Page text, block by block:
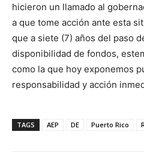
hicieron un llamado al
a que tome acción ante esta
que a siete (7) años del paso
disponibilidad de fondos,
como la que hoy exponemos
responsabilidad y acción
TAGS AEP DE Puerto Rico